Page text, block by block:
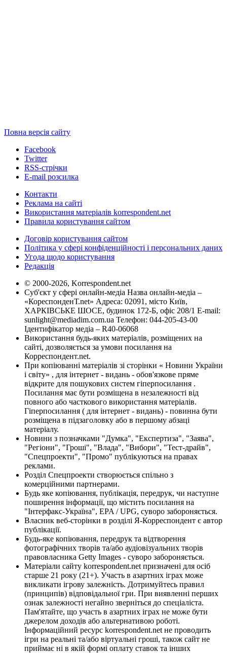
Повна версія сайту
Facebook
Twitter
RSS-стрічки
E-mail розсилка
Контакти
Реклама на сайті
Використання матеріалів korrespondent.net
Правила користування сайтом
Договір користування сайтом
Політика у сфері конфіденційності і персональних даних
Угода щодо користування
Редакція
© 2000-2026, Korrespondent.net
Суб'єкт у сфері онлайн-медіа Назва онлайн-медіа –
«КореспонденТ.net» Адреса: 02091, місто Київ,
ХАРКІВСЬКЕ ШОСЕ, будинок 172-Б, офіс 208/1 E-mail:
sunlight@mediadim.com.ua Телефон: 044-205-43-00
Ідентифікатор медіа – R40-06068
Використання будь-яких матеріалів, розміщених на
сайті, дозволяється за умови посилання на
Корреспондент.net.
При копіюванні матеріалів зі сторінки « Новини України
і світу» , для інтернет - видань - обов'язкове пряме
відкрите для пошукових систем гіперпосилання .
Посилання має бути розміщена в незалежності від
повного або часткового використання матеріалів.
Гіперпосилання ( для інтернет - видань) - повинна бути
розміщена в підзаголовку або в першому абзаці
матеріалу.
Новини з позначками "Думка", "Експертиза", "Заява",
"Регіони", "Гроші", "Влада", "Вибори", "Тест-драйв",
"Спецпроекти", "Промо" публікуються на правах
реклами.
Розділ Спецпроекти створюється спільно з
комерційними партнерами.
Будь яке копіювання, публікація, передрук, чи наступне
поширення інформації, що містить посилання на
"Інтерфакс-Україна", EPA / UPG, суворо забороняється.
Власник веб-сторінки в розділі Я-Корреспондент є автор
публікації.
Будь-яке копіювання, передрук та відтворення
фотографічних творів та/або аудіовізуальних творів
правовласника Getty Images - суворо забороняється.
Матеріали сайту korrespondent.net призначені для осіб
старше 21 року (21+). Участь в азартних іграх може
викликати ігрову залежність. Дотримуйтесь правил
(принципів) відповідальної гри. При виявленні перших
ознак залежності негайно зверніться до спеціаліста.
Пам'ятайте, що участь в азартних іграх не може бути
джерелом доходів або альтернативою роботі.
Інформаційний ресурс korrespondent.net не проводить
ігри на реальні та/або віртуальні гроші, також сайт не
приймає ні в якій формі оплату ставок та інших